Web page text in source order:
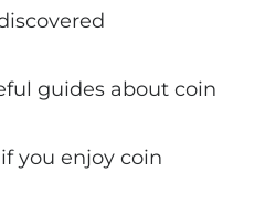
guides about coin
you enjoy coin